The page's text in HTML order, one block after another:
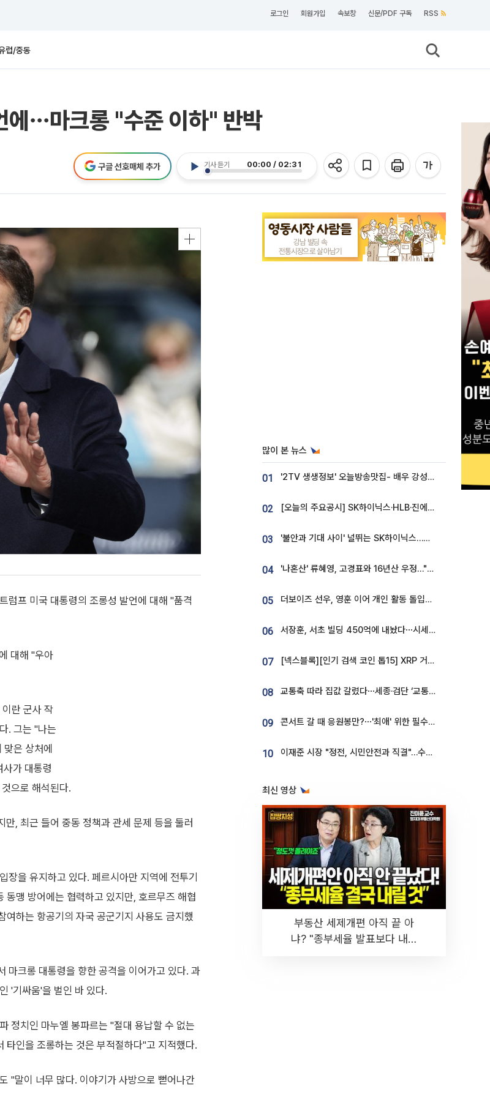
로그인 회원가입 속보창 신문/PDF 구독 RSS
럽/중동
에⋯마크롱 "수준 이하" 반박
기사 듣기 00:00 / 02:31
구글 선호매체 추가
럼프 미국 대통령의 조롱성 발언에 대해 "품격
대해 "우아
란 군사 작
. 그는 "나는
은 상처에
가 대통령
으로 해석된다.
, 최근 들어 중동 정책과 관세 문제 등을 둘러
을 유지하고 있다. 페르시아만 지역에 전투기
맹 방어에는 협력하고 있지만, 호르무즈 해협
하는 항공기의 자국 공군기지 사용도 금지했
마크롱 대통령을 향한 공격을 이어가고 있다. 과
'기싸움'을 벌인 바 있다.
정치인 마누엘 봉파르는 "절대 용납할 수 없는
인을 조롱하는 것은 부적절하다"고 지적했다.
"말이 너무 많다. 이야기가 사방으로 뻗어나간
많이 본 뉴스
01 '2TV 생생정보' 오늘방송맛집- 배우 강성진 단골! 쌀국수ㆍ푸팟퐁 커리 맛집 '블○○○'
02 [오늘의 주요공시] SK하이닉스·HLB·진에어·포스코홀딩스·네이버·대우건설 등
03 '불안과 기대 사이' 널뛰는 SK하이닉스…증권가 "HBM4·LTA 기반 펀터멘털 견고"
04 '나혼산' 류혜영, 고경표와 16년산 우정…"자취방서 부모님과 마주쳐"
05 더보이즈 선우, 영훈 이어 개인 활동 돌입⋯앳에어리어와 전속계약
06 서장훈, 서초 빌딩 450억에 내놨다⋯시세차익은
07 [넥스블록][인기 검색 코인 톱15] XRP 거래량 14억달러…ETHGas 급등·Bless 급락…고변동 알트 부각
08 교통축 따라 집값 갈렸다⋯세종·검단 ‘교통 프리미엄’ 뚜렷
09 콘서트 갈 때 응원봉만?⋯'최애' 위한 필수품 등장이오! [솔드아웃]
10 이재준 시장 "정전, 시민안전과 직결"…수원시 비상대응체계 가동
최신 영상
부동산 세제개편 아직 끝 아
냐? "종부세율 발표보다 내릴